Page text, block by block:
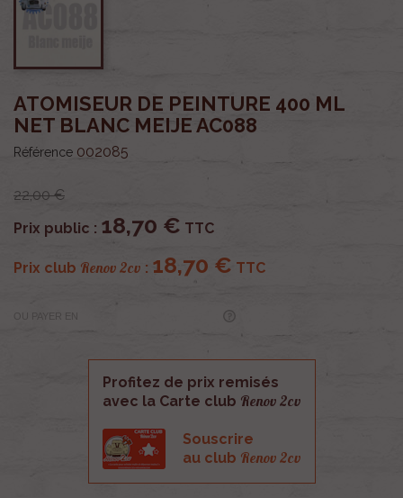
ATOMISEUR DE PEINTURE 400 ML
NET BLANC MEIJE AC088
Référence 002085
22,00 €
Prix public : 18,70 € TTC
Prix club Renov 2cv : 18,70 € TTC
OU PAYER EN
Profitez de prix remisés
avec la Carte club Renov 2cv
Souscrire
au club Renov 2cv